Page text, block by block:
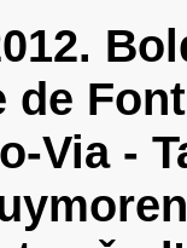
Via -